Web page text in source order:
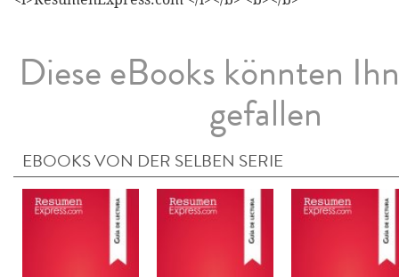
Diese eBooks könnten
gefallen
EBOOKS VON DER SELBEN SERIE